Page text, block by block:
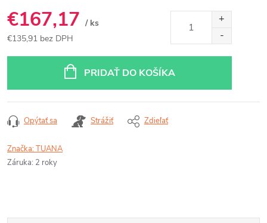
€167,17 / ks
€135,91 bez DPH
PRIDAŤ DO KOŠÍKA
Opýtať sa Strážiť Zdieľať
Značka:TUANA
Záruka: 2 roky